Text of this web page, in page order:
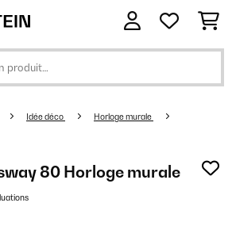
Idée déco Horloge murale
80 Horloge murale